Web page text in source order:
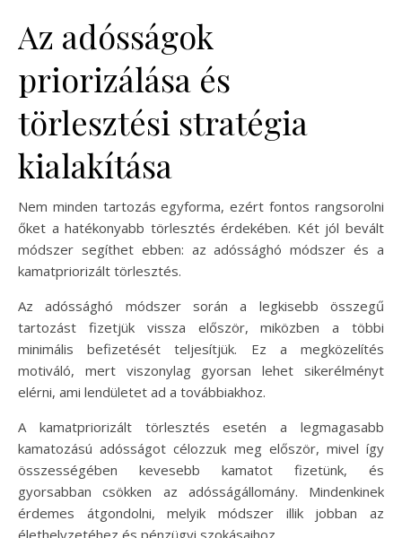
Az adósságok
priorizálása és
törlesztési stratégia
kialakítása
Nem minden tartozás egyforma, ezért fontos rangsorolni
őket a hatékonyabb törlesztés érdekében. Két jól bevált
módszer segíthet ebben: az adóssághó módszer és a
kamatpriorizált törlesztés.
Az adóssághó módszer során a legkisebb összegű
tartozást fizetjük vissza először, miközben a többi
minimális befizetését teljesítjük. Ez a megközelítés
motiváló, mert viszonylag gyorsan lehet sikerélményt
elérni, ami lendületet ad a továbbiakhoz.
A kamatpriorizált törlesztés esetén a legmagasabb
kamatozású adósságot célozzuk meg először, mivel így
összességében kevesebb kamatot fizetünk, és
gyorsabban csökken az adósságállomány. Mindenkinek
érdemes átgondolni, melyik módszer illik jobban az
élethelyzetéhez és pénzügyi szokásaihoz.